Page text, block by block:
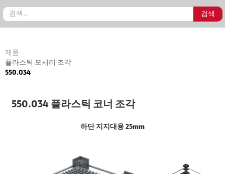
제품
플라스틱 모서리 조각
550.034
550.034 플라스틱 코너 조각
하단 지지대용 25mm